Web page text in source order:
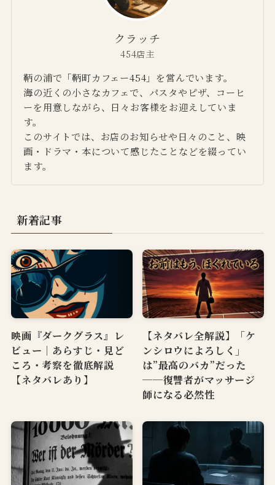
クラッチ
454店主
鞆の浦で「鞆町カフェー454」を営んでいます。
海の近くの小さなカフェで、パスタやピザ、コーヒ
ーを用意しながら、日々お客様をお迎えしていま
す。
このサイトでは、お店のお知らせや日々のこと、映
画・ドラマ・本について感じたことなどを綴ってい
ます。
新着記事
映画『ダークグラス』レ
ビュー｜あらすじ・見ど
ころ・考察を徹底解説
【ネタバレあり】
【ネタバレ全解説】「ケ
ンシロウによろしく」
は”最高のバカ”だった
──復讐者がマッサージ
師になる必然性